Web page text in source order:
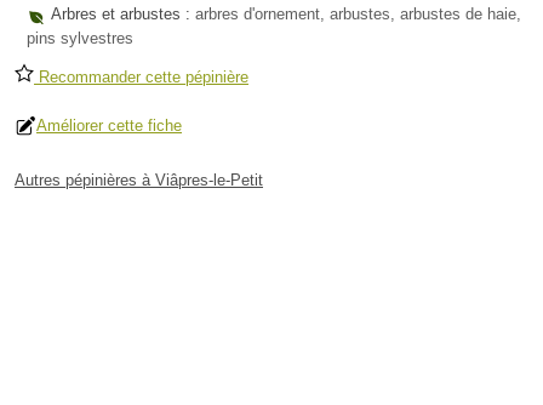
Arbres et arbustes : arbres d'ornement, arbustes, arbustes de haie,
pins sylvestres
Recommander cette pépinière
Améliorer cette fiche
Autres pépinières à Viâpres-le-Petit